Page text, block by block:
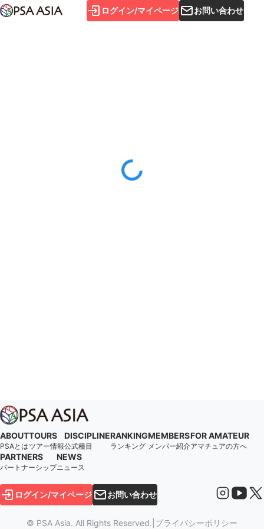
ログイン/マイページ お問い合わせ
ABOUT
PSAとは
TOURS
ツアー情報
DISCIPLINE
公式種目
RANKING
ランキング
MEMBERS
メンバー紹介
FOR AMATEUR
アマチュアの方へ
PARTNERS
パートナーシップ
NEWS
ニュース
ログイン/マイページ お問い合わせ
© PSA Asia. All Rights Reserved. プライバシーポリシー